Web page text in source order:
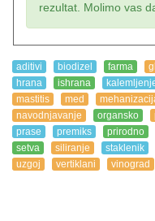
rezultat. Molimo vas
aditivi biodizel farma
hrana
ishrana
mastitis
med
navodnjavanje
organsko
prase
premiks prirodno
setva
siliranje staklenik
uzgoj
vertiklani vinograd